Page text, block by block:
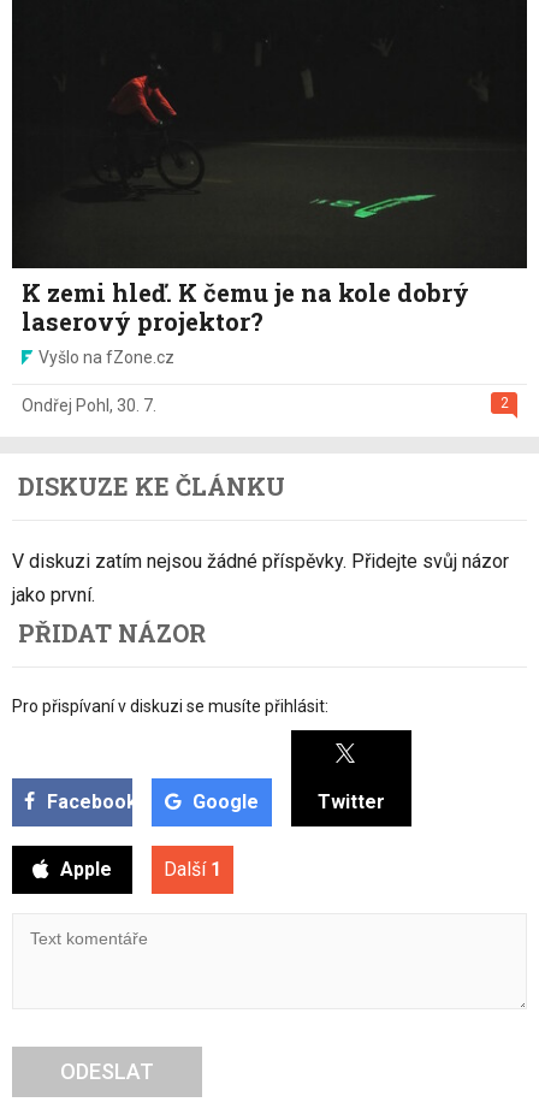
K zemi hleď. K čemu je na kole dobrý
laserový projektor?
Vyšlo na fZone.cz
2
Ondřej Pohl , 30. 7.
DISKUZE KE ČLÁNKU
V diskuzi zatím nejsou žádné příspěvky. Přidejte svůj názor
jako první.
PŘIDAT NÁZOR
Pro přispívaní v diskuzi se musíte přihlásit:
Facebook Google Twitter
Apple Další 1
ODESLAT